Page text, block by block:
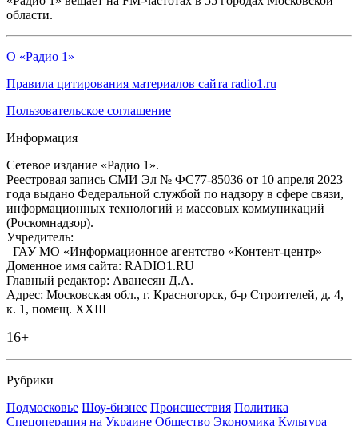
области.
О «Радио 1»
Правила цитирования материалов сайта radio1.ru
Пользовательское соглашение
Информация
Сетевое издание «Радио 1».
Реестровая запись СМИ Эл № ФС77-85036 от 10 апреля 2023
года выдано Федеральной службой по надзору в сфере связи,
информационных технологий и массовых коммуникаций
(Роскомнадзор).
Учредитель:
ГАУ МО «Информационное агентство «Контент-центр»
Доменное имя сайта: RADIO1.RU
Главный редактор: Аванесян Д.А.
Адрес: Московская обл., г. Красногорск, б-р Строителей, д. 4,
к. 1, помещ. XXIII
16+
Рубрики
Подмосковье Шоу-бизнес Происшествия Политика
Спецоперация на Украине Общество Экономика Культура